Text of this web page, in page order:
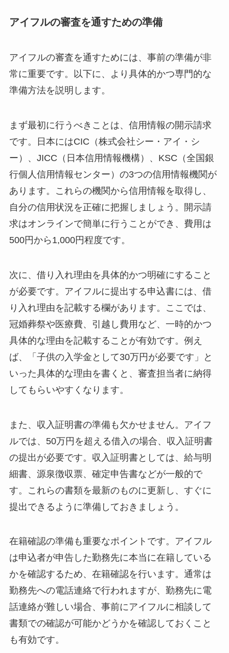
アイフルの審査を通すための準備
アイフルの審査を通すためには、事前の準備が非
常に重要です。以下に、より具体的かつ専門的な
準備方法を説明します。
まず最初に行うべきことは、信用情報の開示請求
です。日本にはCIC（株式会社シー・アイ・シ
ー）、JICC（日本信用情報機構）、KSC（全国銀
行個人信用情報センター）の3つの信用情報機関が
あります。これらの機関から信用情報を取得し、
自分の信用状況を正確に把握しましょう。開示請
求はオンラインで簡単に行うことができ、費用は
500円から1,000円程度です。
次に、借り入れ理由を具体的かつ明確にすること
が必要です。アイフルに提出する申込書には、借
り入れ理由を記載する欄があります。ここでは、
冠婚葬祭や医療費、引越し費用など、一時的かつ
具体的な理由を記載することが有効です。例え
ば、「子供の入学金として30万円が必要です」と
いった具体的な理由を書くと、審査担当者に納得
してもらいやすくなります。
また、収入証明書の準備も欠かせません。アイフ
ルでは、50万円を超える借入の場合、収入証明書
の提出が必要です。収入証明書としては、給与明
細書、源泉徴収票、確定申告書などが一般的で
す。これらの書類を最新のものに更新し、すぐに
提出できるように準備しておきましょう。
在籍確認の準備も重要なポイントです。アイフル
は申込者が申告した勤務先に本当に在籍している
かを確認するため、在籍確認を行います。通常は
勤務先への電話連絡で行われますが、勤務先に電
話連絡が難しい場合、事前にアイフルに相談して
書類での確認が可能かどうかを確認しておくこと
も有効です。